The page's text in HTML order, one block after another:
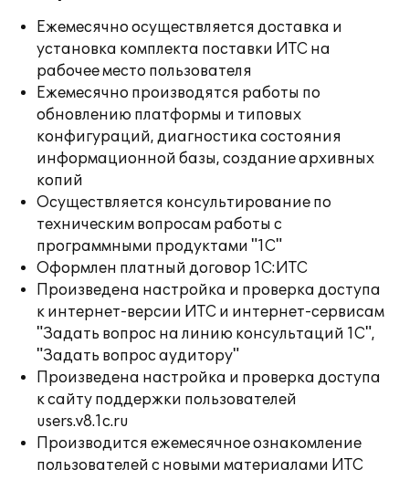
Ежемесячно осуществляется доставка и
установка комплекта поставки ИТС на
рабочее место пользователя
Ежемесячно производятся работы по
обновлению платформы и типовых
конфигураций, диагностика состояния
информационной базы, создание архивных
копий
Осуществляется консультирование по
техническим вопросам работы с
программными продуктами "1С"
Оформлен платный договор 1С:ИТС
Произведена настройка и проверка доступа
к интернет-версии ИТС и интернет-сервисам
"Задать вопрос на линию консультаций 1С",
"Задать вопрос аудитору"
Произведена настройка и проверка доступа
к сайту поддержки пользователей
users.v8.1c.ru
Производится ежемесячное ознакомление
пользователей с новыми материалами ИТС